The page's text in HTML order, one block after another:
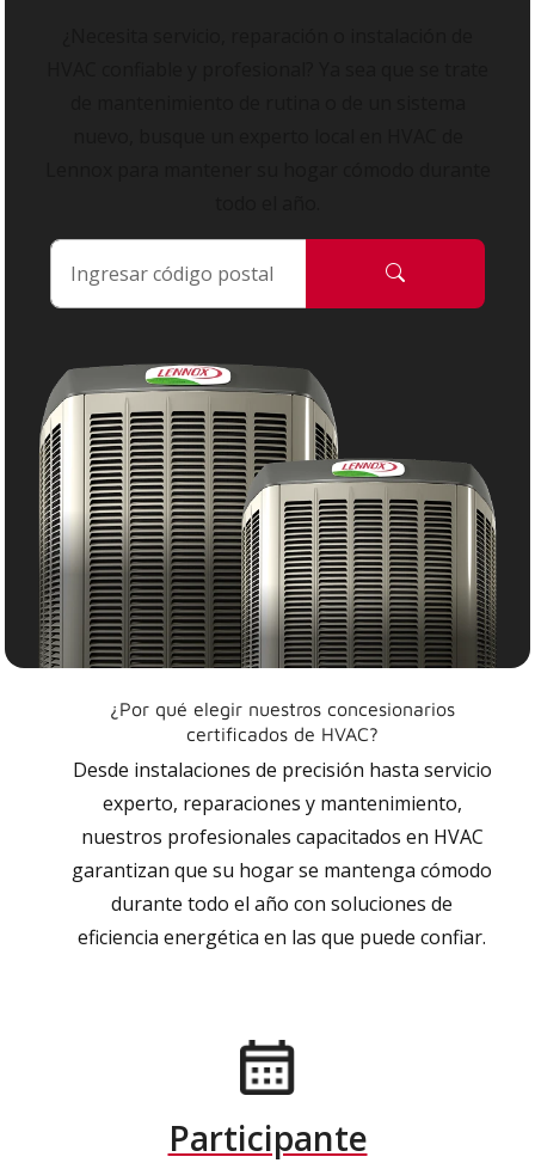
¿Por qué elegir nuestros concesionarios
certificados de HVAC?
Desde instalaciones de precisión hasta servicio
experto, reparaciones y mantenimiento,
nuestros profesionales capacitados en HVAC
garantizan que su hogar se mantenga cómodo
durante todo el año con soluciones de
eficiencia energética en las que puede confiar.
Participante